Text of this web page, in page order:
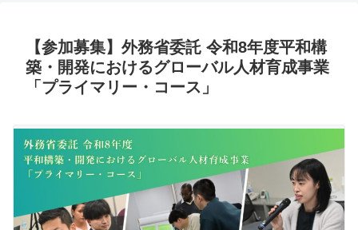
【参加募集】外務省委託 令和8年度平和構
築・開発におけるグローバル人材育成事業
「プライマリー・コース」